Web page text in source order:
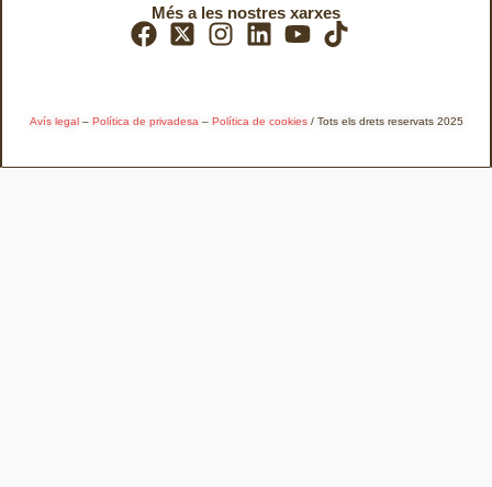
Avís legal– Política de privadesa – Política de cookies/ Tots els drets reservats 2025
Més a les nostres xarxes